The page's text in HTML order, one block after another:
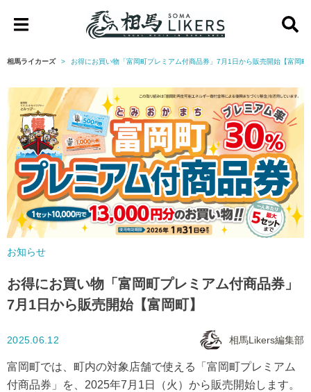
馬
イ
カ
ー
ズ
相馬ライカーズ お得にお買い物「富岡町プレミアム付商品券」7月1日から販売開始【富岡町
お知らせ
お得にお買い物「富岡町プレミアム付商品券」
7月1日から販売開始【富岡町】
2025.06.12 相馬Likers編集部
富岡町では、町内の対象店舗で使える「富岡町プレミアム
付商品券」を、2025年7月1日（火）から販売開始します。